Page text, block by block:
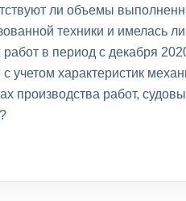
ли объемы
техники и имелась
в период с декабря
с учетом характеристик
производства работ,